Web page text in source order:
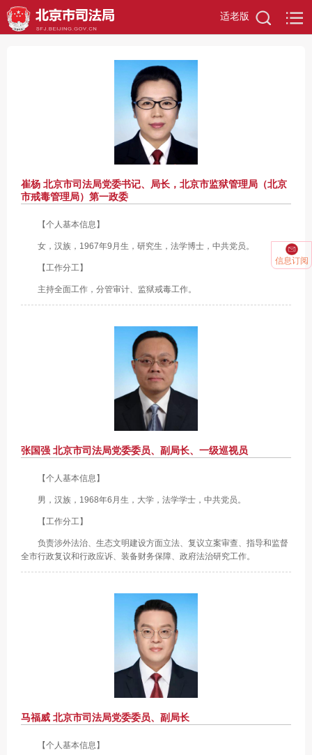
适老版
信息订阅
崔杨 北京市司法局党委书记、局长，北京市监狱管理局（北京
市戒毒管理局）第一政委
【个人基本信息】
女，汉族，1967年9月生，研究生，法学博士，中共党员。
【工作分工】
主持全面工作，分管审计、监狱戒毒工作。
张国强 北京市司法局党委委员、副局长、一级巡视员
【个人基本信息】
男，汉族，1968年6月生，大学，法学学士，中共党员。
【工作分工】
负责涉外法治、生态文明建设方面立法、复议立案审查、指导和监督
全市行政复议和行政应诉、装备财务保障、政府法治研究工作。
马福威 北京市司法局党委委员、副局长
【个人基本信息】